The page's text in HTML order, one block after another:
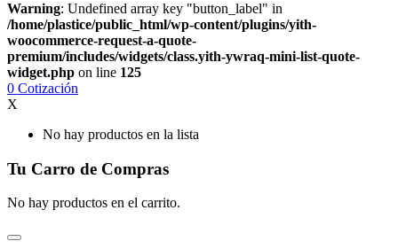
Warning: Undefined array key "button_label" in
/home/plastice/public_html/wp-content/plugins/yith-
woocommerce-request-a-quote-
premium/includes/widgets/class.yith-ywraq-mini-list-quote-
widget.php on line 125
0 Cotización
X
No hay productos en la lista
Tu Carro de Compras
No hay productos en el carrito.